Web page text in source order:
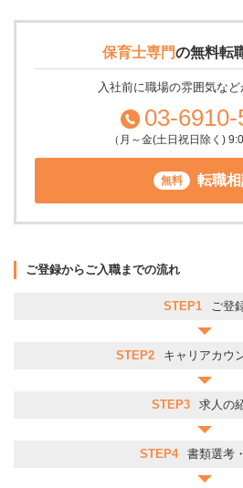
保育士専門の無料転
入社前に職場の雰囲気な
03-
（月～金(土日祝日除く)
無料 転職
ご登録からご入職までの流れ
STEP1 ご登
STEP2 キャリアカウ
STEP3 求人の
STEP4 書類選考